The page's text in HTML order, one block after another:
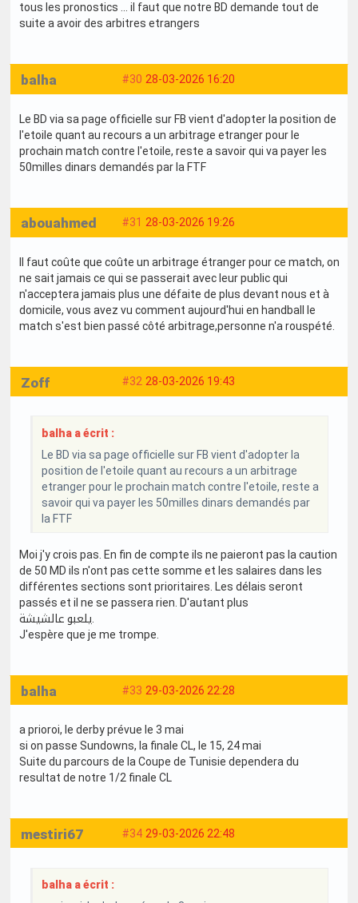
tous les pronostics ... il faut que notre BD demande tout de
suite a avoir des arbitres etrangers
#30 28-03-2026 16:20
balha
Le BD via sa page officielle sur FB vient d'adopter la position de
l'etoile quant au recours a un arbitrage etranger pour le
prochain match contre l'etoile, reste a savoir qui va payer les
50milles dinars demandés par la FTF
#31 28-03-2026 19:26
abouahmed
Il faut coûte que coûte un arbitrage étranger pour ce match, on
ne sait jamais ce qui se passerait avec leur public qui
n'acceptera jamais plus une défaite de plus devant nous et à
domicile, vous avez vu comment aujourd'hui en handball le
match s'est bien passé côté arbitrage,personne n'a rouspété.
#32 28-03-2026 19:43
Zoff
balha a écrit :
Le BD via sa page officielle sur FB vient d'adopter la
position de l'etoile quant au recours a un arbitrage
etranger pour le prochain match contre l'etoile, reste a
savoir qui va payer les 50milles dinars demandés par
la FTF
Moi j'y crois pas. En fin de compte ils ne paieront pas la caution
de 50 MD ils n'ont pas cette somme et les salaires dans les
différentes sections sont prioritaires. Les délais seront
passés et il ne se passera rien. D'autant plus
J'espère que je me trompe.
#33 29-03-2026 22:28
balha
a prioroi, le derby prévue le 3 mai
si on passe Sundowns, la finale CL, le 15, 24 mai
Suite du parcours de la Coupe de Tunisie dependera du
resultat de notre 1/2 finale CL
#34 29-03-2026 22:48
mestiri67
balha a écrit :